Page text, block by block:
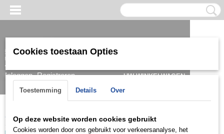
Inloggen Registreren
UW WINKELWAGEN
Home > Armband > Heren Goud/witgoud ARGH0823
Cookies toestaan Opties
Toestemming Details Over
Op deze website worden cookies gebruikt
Cookies worden door ons gebruikt voor verkeersanalyse, het